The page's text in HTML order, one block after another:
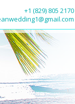
+1 (829) 805 2170